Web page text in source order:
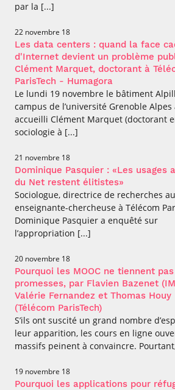
par la [...]
22 novembre 18
Les data centers : quand la face
d'Internet devient un problème
Clément Marquet, doctorant à
ParisTech - Humagora
Le lundi 19 novembre le bâtiment
campus de l’université Grenoble Alpes
accueilli Clément Marquet (doctorant
sociologie à [...]
21 novembre 18
Dominique Pasquier : «Les usages
du Net restent élitistes»
Sociologue, directrice de recherches
enseignante-chercheuse à Télécom
Dominique Pasquier a enquêté sur
l’appropriation [...]
20 novembre 18
Pourquoi les MOOC ne tiennent
promesses, par Flavien Bazenet
Valérie Fernandez et Thomas Houy
(Télécom ParisTech)
S’ils ont suscité un grand nombre
leur apparition, les cours en ligne
massifs peinent à convaincre.
19 novembre 18
Pourquoi les applications pour